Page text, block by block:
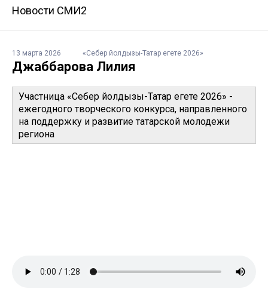
Новости СМИ2
13 марта 2026 «Себер йолдызы-Татар егете 2026»
Джаббарова Лилия
Участница «Себер йолдызы-Татар егете 2026» -
ежегодного творческого конкурса, направленного
на поддержку и развитие татарской молодежи
региона